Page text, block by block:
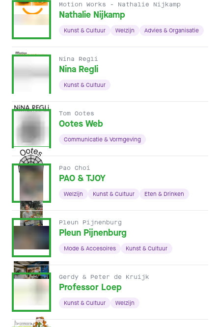
Motion Works - Nathalie Nijkamp
Nathalie Nijkamp
Kunst & Cultuur Welzijn Advies & Organisatie
Nina Regli
Nina Regli
Kunst & Cultuur
Tom Ootes
Ootes Web
Communicatie & Vormgeving
Pao Choi
PAO & TJOY
Welzijn Kunst & Cultuur Eten & Drinken
Pleun Pijnenburg
Pleun Pijnenburg
Mode & Accesoires Kunst & Cultuur
Gerdy & Peter de Kruijk
Professor Loep
Kunst & Cultuur Welzijn